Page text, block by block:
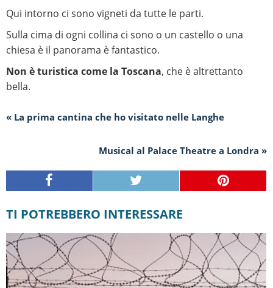
Qui intorno ci sono vigneti da tutte le parti.
Sulla cima di ogni collina ci sono o un castello o una
chiesa è il panorama è fantastico.
Non è turistica come la Toscana, che è altrettanto
bella.
« La prima cantina che ho visitato nelle Langhe
Musical al Palace Theatre a Londra »
TI POTREBBERO INTERESSARE